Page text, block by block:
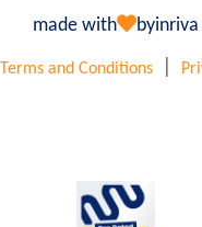
made with byinriva
Terms and Conditions